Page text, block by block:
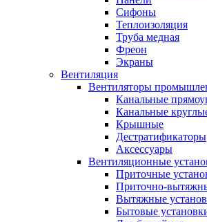
Сифоны
Теплоизоляция
Труба медная
Фреон
Экраны
Вентиляция
Вентиляторы
Канальные
Канальные
Крышные
Дестратификаторы
Аксессуары
Вентиляционные
Приточные
Приточно-
Вытяжные
Бытовые